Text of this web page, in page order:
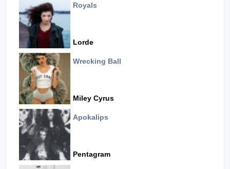
Royals
Lorde
Wrecking Ball
Miley Cyrus
Apokalips
Pentagram